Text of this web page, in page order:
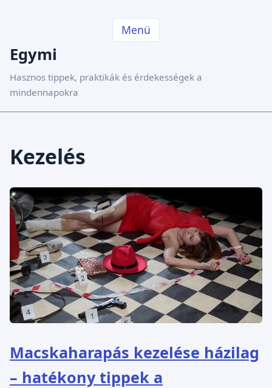
Menü
Egymi
Hasznos tippek, praktikák és érdekességek a
mindennapokra
Kezelés
Macskaharapás kezelése házilag
– hatékony tippek a